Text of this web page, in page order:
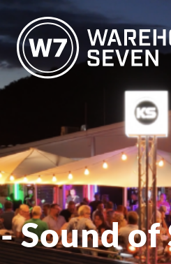
- Sound of